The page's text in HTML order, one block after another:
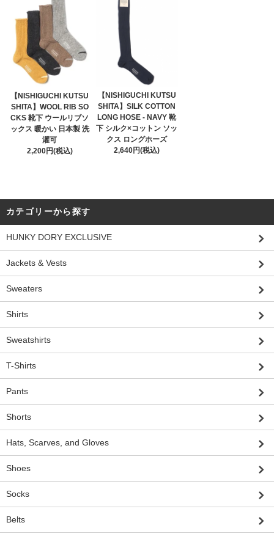
【NISHIGUCHI KUTSU
SHITA】WOOL RIB SO
CKS 靴下 ウールリブソ
ックス 暖かい 日本製 洗
濯可
2,200円(税込)
【NISHIGUCHI KUTSU
SHITA】SILK COTTON
LONG HOSE - NAVY 靴
下 シルク×コットン ソッ
クス ロングホーズ
2,640円(税込)
カテゴリーから探す
HUNKY DORY EXCLUSIVE
Jackets & Vests
Sweaters
Shirts
Sweatshirts
T-Shirts
Pants
Shorts
Hats, Scarves, and Gloves
Shoes
Socks
Belts